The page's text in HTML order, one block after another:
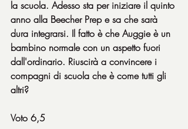
la scuola. Adesso sta per iniziare il quinto
anno alla Beecher Prep e sa che sarà
dura integrarsi. Il fatto è che Auggie è un
bambino normale con un aspetto fuori
dall'ordinario. Riuscirà a convincere i
compagni di scuola che è come tutti gli
altri?
Voto 6,5